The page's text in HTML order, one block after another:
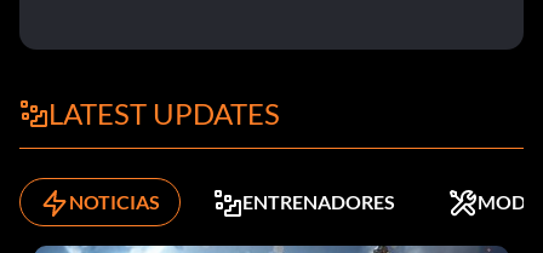
LATEST UPDATES
NOTICIAS ENTRENADORES MODS